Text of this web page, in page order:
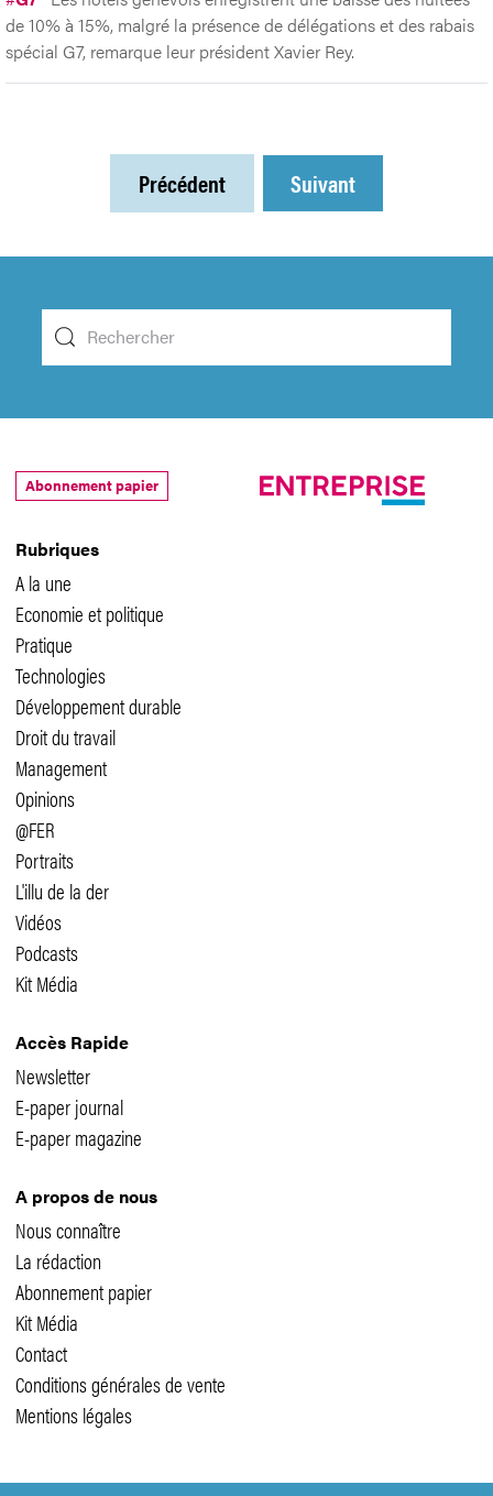
de 10% à 15%, malgré la présence de délégations et des rabais
spécial G7, remarque leur président Xavier Rey.
Précédent Suivant
Rubriques
A la une
Economie et politique
Pratique
Technologies
Développement durable
Droit du travail
Management
Opinions
@FER
Portraits
L'illu de la der
Vidéos
Podcasts
Kit Média
Accès Rapide
Newsletter
E-paper journal
E-paper magazine
A propos de nous
Nous connaître
La rédaction
Abonnement papier
Kit Média
Contact
Conditions générales de vente
Mentions légales
Abonnement papier